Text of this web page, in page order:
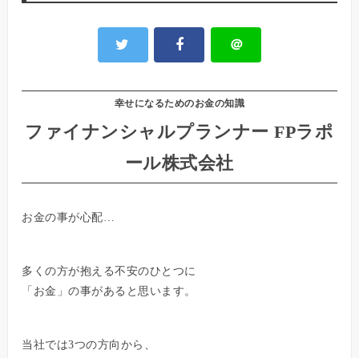
＠
幸せになるためのお金の知識
ファイナンシャルプランナー FPラポ
ール株式会社
お金の事が心配…
多くの方が抱える不安のひとつに
「お金」の事があると思います。
当社では3つの方向から、